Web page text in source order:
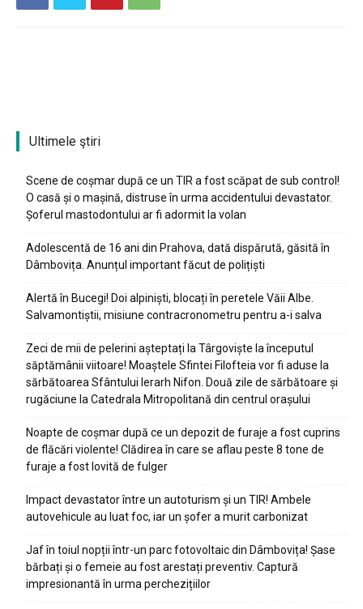
Ultimele ştiri
Scene de coșmar după ce un TIR a fost scăpat de sub control!
O casă și o mașină, distruse în urma accidentului devastator.
Șoferul mastodontului ar fi adormit la volan
Adolescentă de 16 ani din Prahova, dată dispărută, găsită în
Dâmbovița. Anunțul important făcut de polițiști
Alertă în Bucegi! Doi alpiniști, blocați în peretele Văii Albe.
Salvamontiștii, misiune contracronometru pentru a-i salva
Zeci de mii de pelerini așteptați la Târgoviște la începutul
săptămânii viitoare! Moaștele Sfintei Filofteia vor fi aduse la
sărbătoarea Sfântului Ierarh Nifon. Două zile de sărbătoare și
rugăciune la Catedrala Mitropolitană din centrul orașului
Noapte de coșmar după ce un depozit de furaje a fost cuprins
de flăcări violente! Clădirea în care se aflau peste 8 tone de
furaje a fost lovită de fulger
Impact devastator între un autoturism și un TIR! Ambele
autovehicule au luat foc, iar un șofer a murit carbonizat
Jaf în toiul nopții într-un parc fotovoltaic din Dâmbovița! Șase
bărbați și o femeie au fost arestați preventiv. Captură
impresionantă în urma perchezițiilor